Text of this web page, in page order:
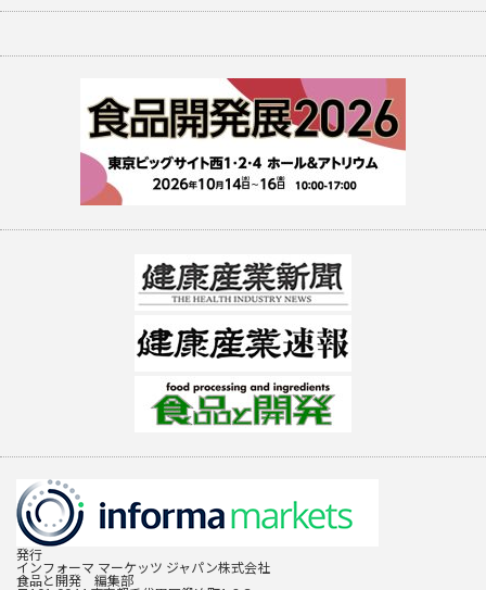
発行
インフォーマ マーケッツ ジャパン株式会社
食品と開発 編集部